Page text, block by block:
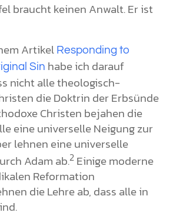
braucht keinen Anwalt. Er ist
Artikel Responding to
Sin habe ich darauf
nicht alle theologisch-
die Doktrin der Erbsünde
Christen bejahen die
eine universelle Neigung zur
lehnen eine universelle
Adam ab.2Einige moderne
Reformation
die Lehre ab, dass alle in